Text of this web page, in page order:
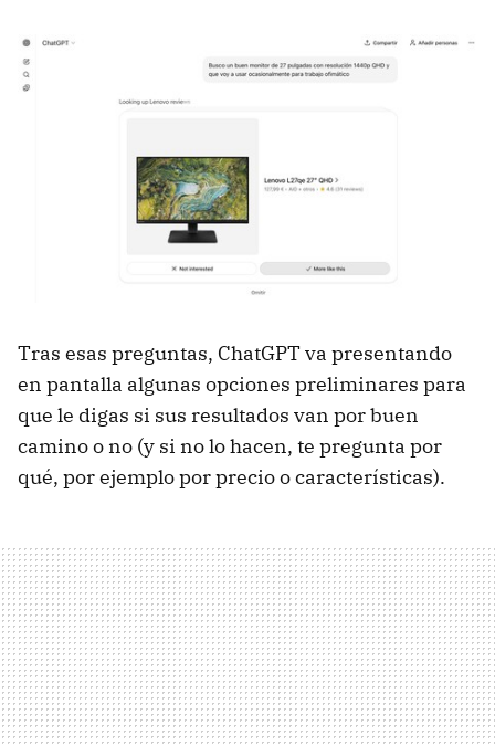
Tras esas preguntas, ChatGPT va presentando
en pantalla algunas opciones preliminares para
que le digas si sus resultados van por buen
camino o no (y si no lo hacen, te pregunta por
qué, por ejemplo por precio o características).